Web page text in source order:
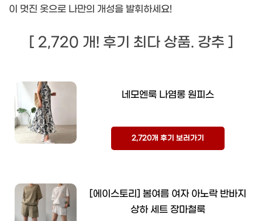
이 멋진 옷으로 나만의 개성을 발휘하세요!
[ 2,720 개! 후기 최다 상품. 강추 ]
네모엔룩 나염롱 원피스
2,720개 후기 보러가기
[에이스토리] 봄여름 여자 아노락 반바지
상하 세트 장마철룩